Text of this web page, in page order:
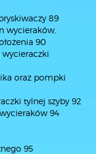
89
wycieraków,
90
oraz pompki
tylnej szyby 92
94
95